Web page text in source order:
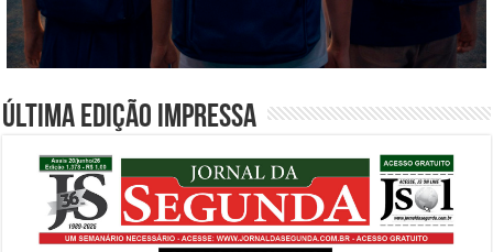
Última edição impressa